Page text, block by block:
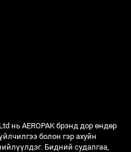
нь AEROPAK брэнд дор өндөр
болон гэр ахуйн
Бидний судалгаа,